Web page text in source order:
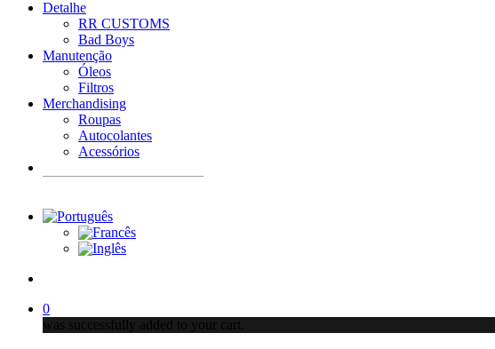
Detalhe
RR CUSTOMS
Bad Boys
Manutenção
Óleos
Filtros
Merchandising
Roupas
Autocolantes
Acessórios
0
was successfully added to your cart.